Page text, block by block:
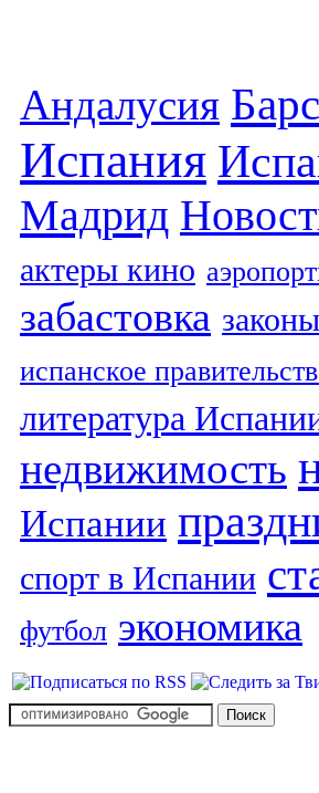
Андалусия
Испания
Мадрид
актеры кино
забастовка законы
испанское
литература
недвижимость
Испании
спорт в Испании
футбол экономика